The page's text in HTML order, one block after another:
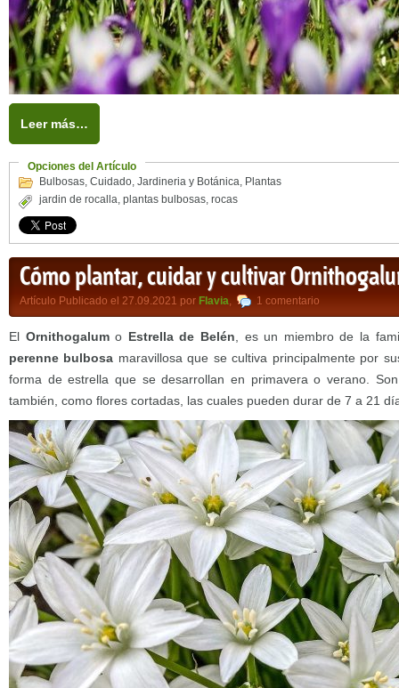
Leer más…
Opciones del Artículo
Bulbosas, Cuidado, Jardineria y Botánica, Plantas
jardin de rocalla, plantas bulbosas, rocas
Cómo plantar, cuidar y cultivar
Artículo Publicado el 27.09.2021 por Flavia, 1 comentario
El Ornithogalumo Estrella de Belén , es un miembro de la
perenne bulbosa maravillosa que se cultiva principalmente por
forma de estrella que se desarrollan en primavera o verano.
también, como flores cortadas, las cuales pueden durar de 7 a 21